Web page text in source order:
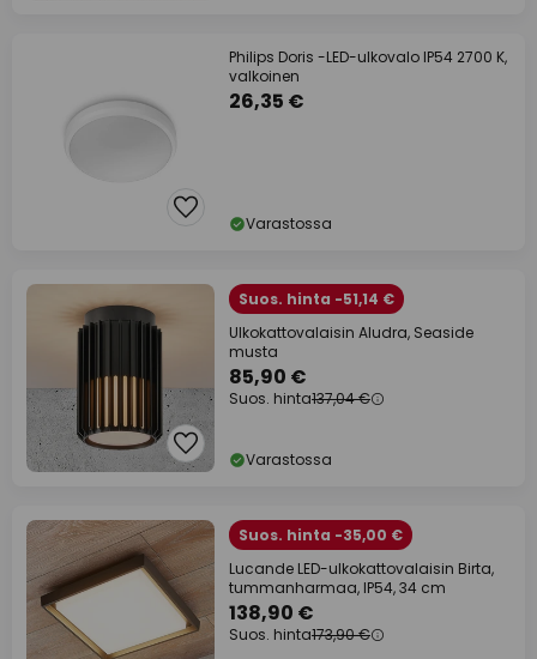
Philips Doris -LED-ulkovalo IP54 2700 K,
valkoinen
26,35 €
Varastossa
Suos. hinta -51,14 €
Ulkokattovalaisin Aludra, Seaside
musta
85,90 €
Suos. hinta137,04 €
Varastossa
Suos. hinta -35,00 €
Lucande LED-ulkokattovalaisin Birta,
tummanharmaa, IP54, 34 cm
138,90 €
Suos. hinta173,90 €